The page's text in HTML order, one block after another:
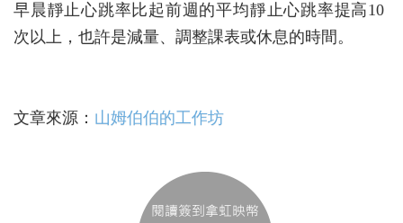
早晨靜止心跳率比起前週的平均靜止心跳率提高10
次以上，也許是減量、調整課表或休息的時間。
文章來源： 山姆伯伯的工作坊